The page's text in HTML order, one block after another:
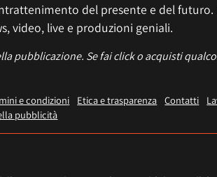
del presente e del futuro.
video, live e produzioni geniali.
pubblicazione. Se fai click o acquisti
e condizioni Etica e trasparenza Contatti
pubblicità